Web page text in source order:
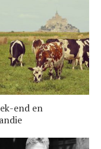
end en